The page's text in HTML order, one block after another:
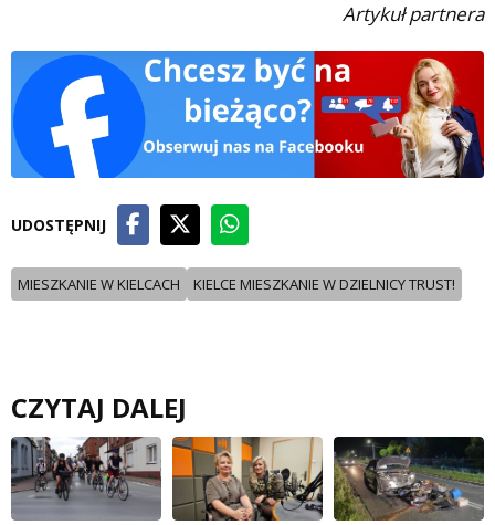
Artykuł partnera
UDOSTĘPNIJ
MIESZKANIE W KIELCACH KIELCE MIESZKANIE W DZIELNICY TRUST!
CZYTAJ DALEJ